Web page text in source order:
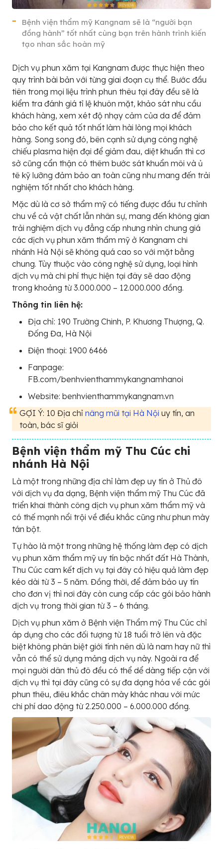
Bệnh viện thẩm mỹ Kangnam sẽ là “người bạn
đồng hành” tốt nhất cùng bạn trên hành trình kiến
tạo nhan sắc hoàn mỹ
Dịch vụ phun xăm tại Kangnam được thực hiện theo
quy trình bài bản với từng giai đoạn cụ thể. Bước đầu
tiên trong mọi liệu trình phun thêu tại đây đều sẽ là
kiểm tra đánh giá tỉ lệ khuôn mặt, khảo sát nhu cầu
khách hàng, xem xét độ nhạy cảm của da để đảm
bảo cho kết quả tốt nhất làm hài lòng mọi khách
hàng. Song song đó, bên cạnh sử dụng công nghệ
chiếu plasma hiện đại để giảm đau, diệt khuẩn thì cơ
sở cũng cẩn thận có thêm bước sát khuẩn môi và ủ
tê kỹ lưỡng đảm bảo an toàn cũng như mang đến trải
nghiệm tốt nhất cho khách hàng.
Mặc dù là cơ sở thẩm mỹ có tiếng được đầu tư chỉnh
chu về cả vật chất lẫn nhân sự, mang đến không gian
trải nghiệm dịch vụ đẳng cấp nhưng nhìn chung giá
các dịch vụ phun xăm thẩm mỹ ở Kangnam chi
nhánh Hà Nội sẽ không quá cao so với mặt bằng
chung. Tùy thuộc vào công nghệ sử dụng, loại hình
dịch vụ mà chi phí thực hiện tại đây sẽ dao động
trong khoảng từ 3.000.000 – 12.000.000 đồng.
Thông tin liên hệ:
Địa chỉ: 190 Trường Chinh, P. Khương Thượng, Q.
Đống Đa, Hà Nội
Điện thoại: 1900 6466
Fanpage:
FB.com/benhvienthammykangnamhanoi
Website: benhvienthammykangnam.vn
GỢI Ý: 10 Địa chỉ nâng mũi tại Hà Nội uy tín, an
toàn, bác sĩ giỏi
Bệnh viện thẩm mỹ Thu Cúc chi
nhánh Hà Nội
Là một trong những địa chỉ làm đẹp uy tín ở Thủ đô
với dịch vụ đa dạng, Bệnh viện thẩm mỹ Thu Cúc đã
triển khai thành công dịch vụ phun xăm thẩm mỹ và
có thế mạnh nổi trội về điều khắc cũng như phun mày
tán bột.
Tự hào là một trong những hệ thống làm đẹp có dịch
vụ phun xăm thẩm mỹ uy tín bậc nhất đất Hà Thành,
Thu Cúc cam kết dịch vụ tại đây có hiệu quả làm đẹp
kéo dài từ 3 – 5 năm. Đồng thời, để đảm bảo uy tín
cho đơn vị thì nơi đây còn cung cấp các gói bảo hành
dịch vụ trong thời gian từ 3 – 6 tháng.
Dịch vụ phun xăm ở Bệnh viện Thẩm mỹ Thu Cúc chỉ
áp dụng cho các đối tượng từ 18 tuổi trở lên và đặc
biệt không phân biệt giới tính nên dù là nam hay nữ thì
vẫn có thể sử dụng mảng dịch vụ này. Ngoài ra để
mọi người dân thủ đô đều có thể dể dàng tiếp cận với
dịch vụ thì tại đây cũng có sự đa dạng hóa về các gói
phun thêu, điêu khắc chân mày khác nhau với mức
chi phí dao động từ 2.250.000 – 6.000.000 đồng.